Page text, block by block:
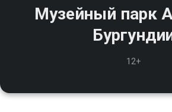
Музейный парк
12+